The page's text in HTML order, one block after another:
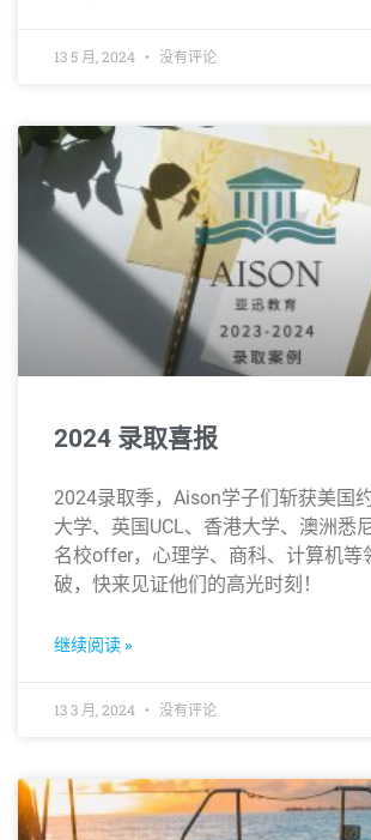
13 5 月, 2024 没有评论
2024 录取喜报
2024录取季，Aison学子们斩获美国
大学、英国UCL、香港大学、澳洲悉
名校offer，心理学、商科、计算机等
破，快来见证他们的高光时刻！
继续阅读 »
13 3 月, 2024 没有评论